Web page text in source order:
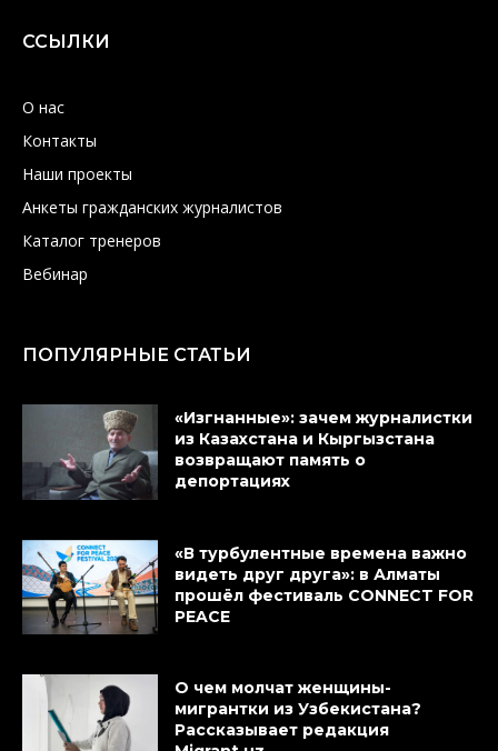
ССЫЛКИ
О нас
Контакты
Наши проекты
Анкеты гражданских журналистов
Каталог тренеров
Вебинар
ПОПУЛЯРНЫЕ СТАТЬИ
«Изгнанные»: зачем журналистки
из Казахстана и Кыргызстана
возвращают память о
депортациях
«В турбулентные времена важно
видеть друг друга»: в Алматы
прошёл фестиваль CONNECT FOR
PEACE
О чем молчат женщины-
мигрантки из Узбекистана?
Рассказывает редакция